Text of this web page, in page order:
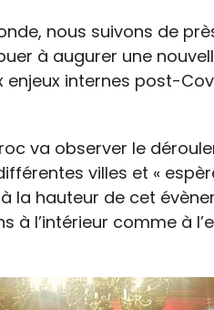
nous suivons de
à augurer une
internes post-
va observer le
villes et «
la hauteur de cet
à l’intérieur comme à